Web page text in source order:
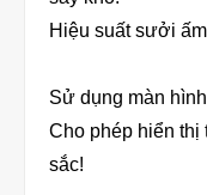
Hiệu suất sưởi
Sử dụng màn
Cho phép hiển thị
sắc!